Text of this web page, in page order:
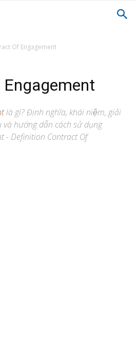
Of Engagement
là gì? Định nghĩa, khái niệm, giải
và hướng dẫn cách sử dụng
- Definition Contract Of